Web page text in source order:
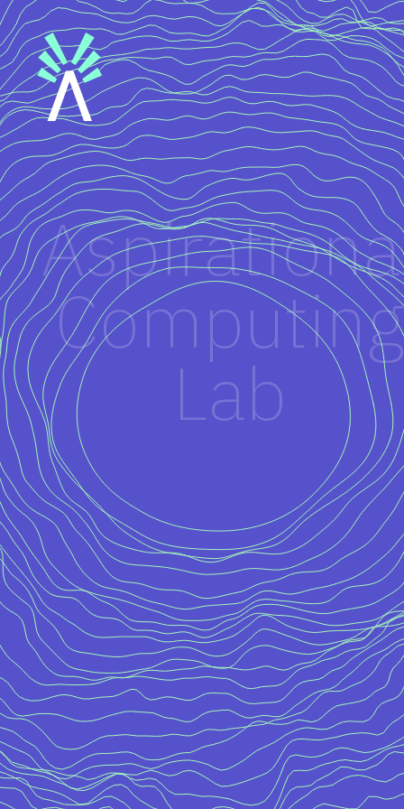
Computing
Lab
・
LinkedIn・
researchmap・Google
Scholar ・
GitHub ・